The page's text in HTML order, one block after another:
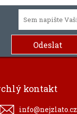
kontakt
info@nejzlato.cz